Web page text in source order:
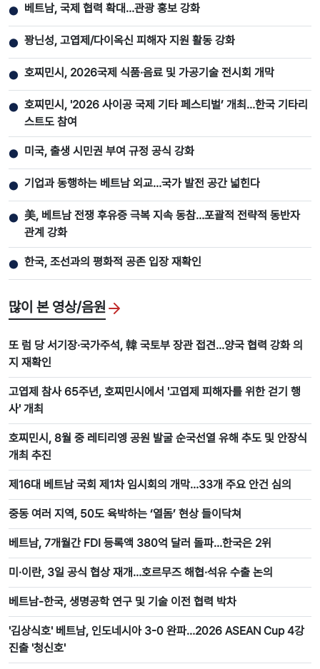
● 베트남, 국제 협력 확대…관광 홍보 강화
● 꽝닌성, 고엽제/다이옥신 피해자 지원 활동 강화
● 호찌민시, 2026국제 식품·음료 및 가공기술 전시회 개막
● 호찌민시, '2026 사이공 국제 기타 페스티벌’ 개최…한국 기타리
스트도 참여
● 미국, 출생 시민권 부여 규정 공식 강화
● 기업과 동행하는 베트남 외교…국가 발전 공간 넓힌다
● 美, 베트남 전쟁 후유증 극복 지속 동참…포괄적 전략적 동반자
관계 강화
● 한국, 조선과의 평화적 공존 입장 재확인
많이 본 영상/음원
또 럼 당 서기장·국가주석, 韓 국토부 장관 접견…양국 협력 강화 의
지 재확인
고엽제 참사 65주년, 호찌민시에서 '고엽제 피해자를 위한 걷기 행
사' 개최
호찌민시, 8월 중 레티리엥 공원 발굴 순국선열 유해 추도 및 안장식
개최 추진
제16대 베트남 국회 제1차 임시회의 개막…33개 주요 안건 심의
중동 여러 지역, 50도 육박하는 ‘열돔’ 현상 들이닥쳐
베트남, 7개월간 FDI 등록액 380억 달러 돌파…한국은 2위
미·이란, 3일 공식 협상 재개…호르무즈 해협·석유 수출 논의
베트남-한국, 생명공학 연구 및 기술 이전 협력 박차
'김상식호' 베트남, 인도네시아 3-0 완파…2026 ASEAN Cup 4강
진출 '청신호'